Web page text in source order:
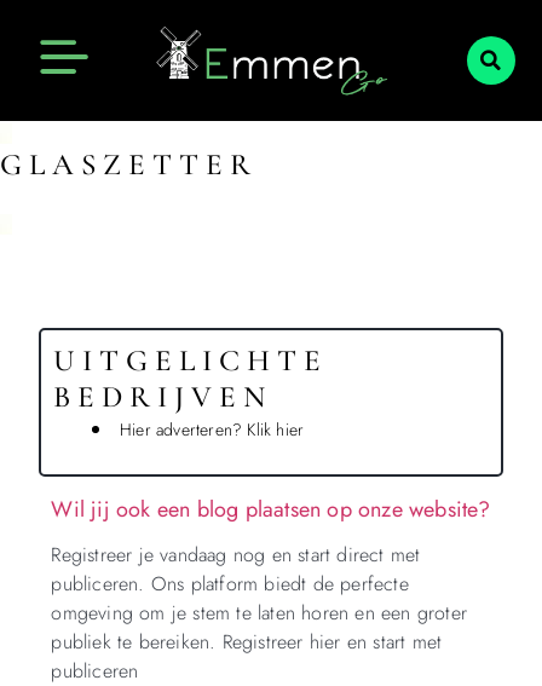
GLASZETTER
UITGELICHTE
BEDRIJVEN
Hier adverteren? Klik hier
Wil jij ook een blog plaatsen op onze website?
Registreer je vandaag nog en start direct met
publiceren. Ons platform biedt de perfecte
omgeving om je stem te laten horen en een groter
publiek te bereiken. Registreer hier en start met
publiceren